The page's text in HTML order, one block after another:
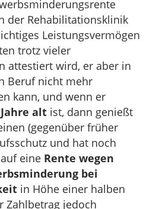
der Rehabilitationsklinik
Leistungsvermögen
trotz vieler
attestiert wird, er aber in
Beruf nicht mehr
kann, und wenn er
alt ist, dann genießt
(gegenüber früher
und hat noch
eine Rente wegen
bei
in Höhe einer halben
Zahlbetrag jedoch